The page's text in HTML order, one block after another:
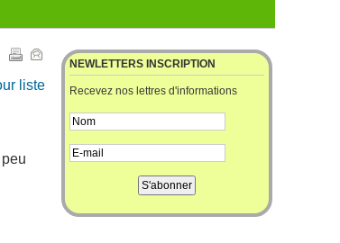
liste
NEWLETTERS INSCRIPTION
Recevez nos lettres d'informations